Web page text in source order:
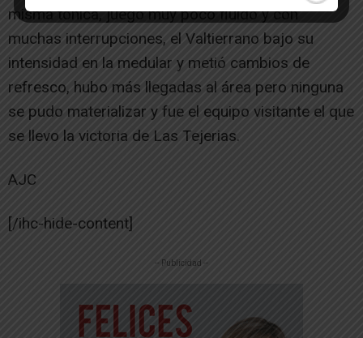
misma tónica, juego muy poco fluido y con
muchas interrupciones, el Valtierrano bajo su
intensidad en la medular y metió cambios de
refresco, hubo más llegadas al área pero ninguna
se pudo materializar y fue el equipo visitante el que
se llevo la victoria de Las Tejerias.
AJC
[/ihc-hide-content]
-- Publicidad --